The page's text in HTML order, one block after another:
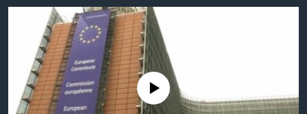
НАУКА
УМЕТНОСТ И ЗАБАВА
ИНТЕРВЈУА
НАКУСО...
Јазици
No media source currently available